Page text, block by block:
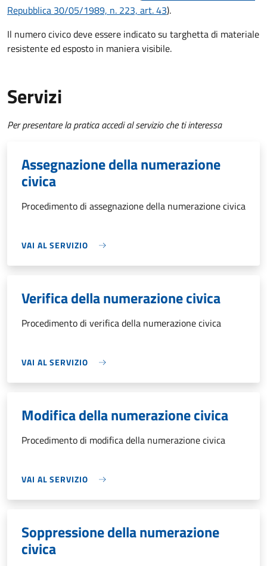
Repubblica 30/05/1989, n. 223, art. 43).
Il numero civico deve essere indicato su targhetta di materiale
resistente ed esposto in maniera visibile.
Servizi
Per presentare la pratica accedi al servizio che ti interessa
Assegnazione della numerazione
civica
Procedimento di assegnazione della numerazione civica
VAI AL SERVIZIO
Verifica della numerazione civica
Procedimento di verifica della numerazione civica
VAI AL SERVIZIO
Modifica della numerazione civica
Procedimento di modifica della numerazione civica
VAI AL SERVIZIO
Soppressione della numerazione
civica